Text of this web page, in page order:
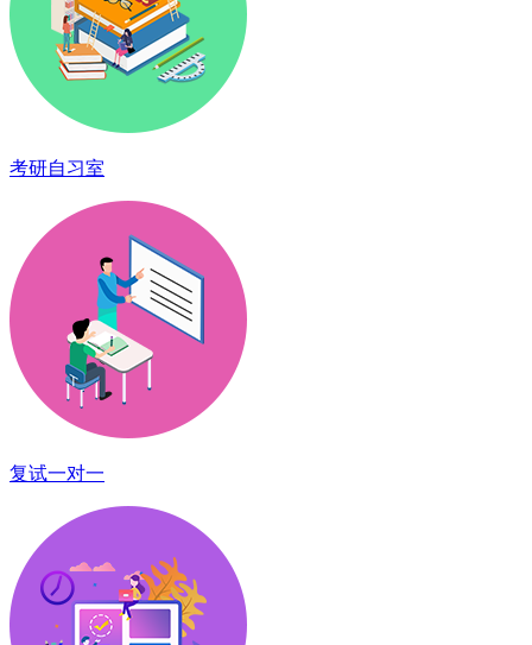
考研自习室
复试一对一